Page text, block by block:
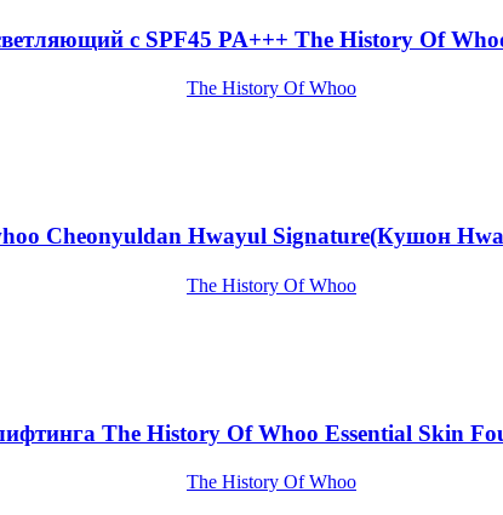
с SPF45 PA+++ The History Of
The History Of Whoo
Cheonyuldan Hwayul Signature(Кушон
The History Of Whoo
The History Of Whoo Essential Skin
The History Of Whoo